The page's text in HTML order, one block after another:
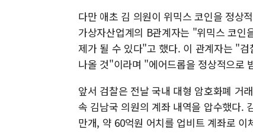
다만 애초 김 의원이 위믹스 코인을 정상
가상자산업계의 B관계자는 "위믹스 코인
제가 될 수 있다"고 했다. 이 관계자는 "
나올 것"이라며 "에어드롭을 정상적으로
앞서 검찰은 전날 국내 대형 암호화폐 거
속 김남국 의원의 계좌 내역을 압수했다.
만개, 약 60억원 어치를 업비트 계좌로 이